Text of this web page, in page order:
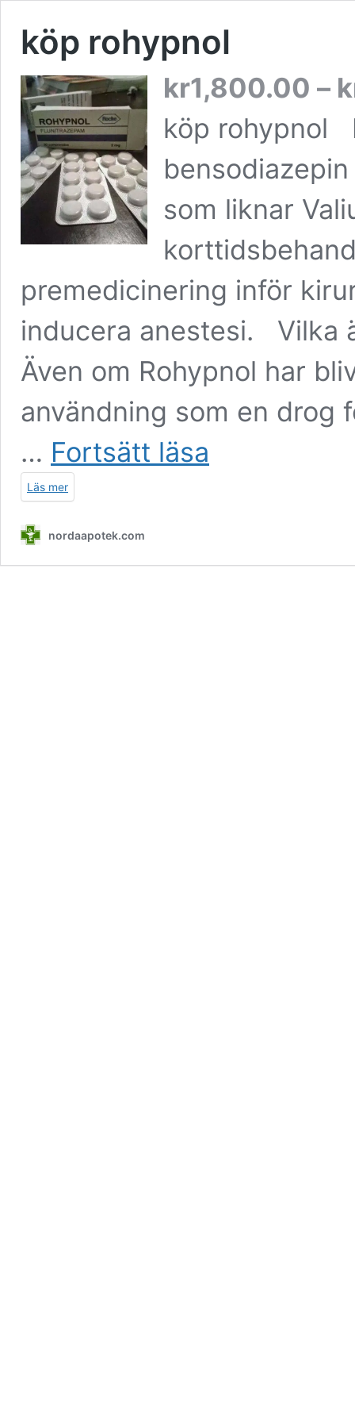
köp rohypnol
kr1,800.00 –
köp rohypnol
som liknar
premedicinering inför
inducera anestesi. Vilka
Även om Rohypnol har
användning som en drog
… Fortsätt läsa
Läs mer
nordaapotek.com